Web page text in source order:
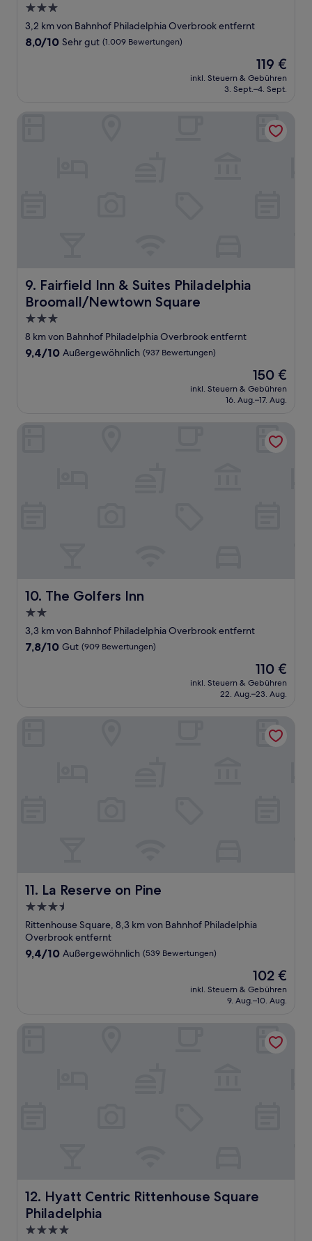
3.0-
Sterne-
Unterkunft
3,2 km von Bahnhof Philadelphia Overbrook entfernt
8.0
Bewertungen)
8,0/10 Sehr gut (1.009 Bewertungen)
Der
Preis
beträgt
119 €
inkl. Steuern & Gebühren
3. Sept.–4. Sept.
9. Fairfield Inn & Suites Philadelphia
Broomall/Newtown Square
Fairfield Inn & Suites Philadelphia Broomall/Newtown
3.0-
Sterne-
Unterkunft
8 km von Bahnhof Philadelphia Overbrook entfernt
9.4
9,4/10 Außergewöhnlich (937 Bewertungen)
Der
Preis
beträgt
150 €
inkl. Steuern & Gebühren
16. Aug.–17. Aug.
Fairfield Inn & Suites Philadelphia Broomall/Newtown
10. The Golfers Inn
The Golfers Inn
2.0-
Sterne-
Unterkunft
3,3 km von Bahnhof Philadelphia Overbrook entfernt
7.8
7,8/10 Gut (909 Bewertungen)
Der
Preis
beträgt
110 €
inkl. Steuern & Gebühren
22. Aug.–23. Aug.
11. La Reserve on Pine
La Reserve on Pine
3.5-
Sterne-
Unterkunft
Rittenhouse Square, 8,3 km von Bahnhof Philadelphia
Overbrook entfernt
9.4
9,4/10 Außergewöhnlich (539 Bewertungen)
Der
Preis
beträgt
102 €
inkl. Steuern & Gebühren
9. Aug.–10. Aug.
12. Hyatt Centric Rittenhouse Square
Philadelphia
Hyatt Centric Rittenhouse Square Philadelphia
4.0-